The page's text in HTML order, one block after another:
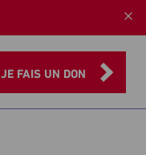
JE FAIS UN DON